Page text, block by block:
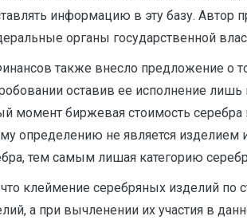
информацию в эту базу. Автор
органы государственной
также внесло предложение о
оставив ее исполнение
момент биржевая стоимость
определению не является
тем самым лишая категорию
что клеймение серебряных изделий
а при вычленении их участия в